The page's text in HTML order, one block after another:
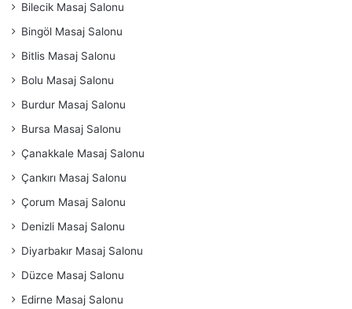
Bilecik Masaj Salonu
Bingöl Masaj Salonu
Bitlis Masaj Salonu
Bolu Masaj Salonu
Burdur Masaj Salonu
Bursa Masaj Salonu
Çanakkale Masaj Salonu
Çankırı Masaj Salonu
Çorum Masaj Salonu
Denizli Masaj Salonu
Diyarbakır Masaj Salonu
Düzce Masaj Salonu
Edirne Masaj Salonu